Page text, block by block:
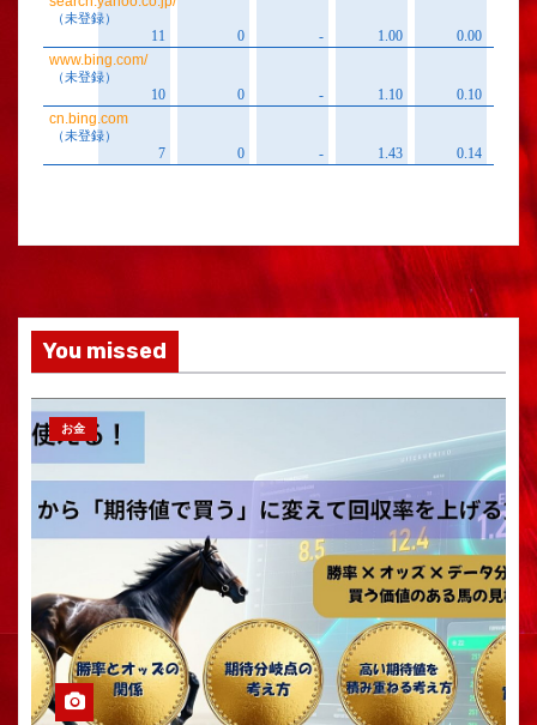
You missed
お金